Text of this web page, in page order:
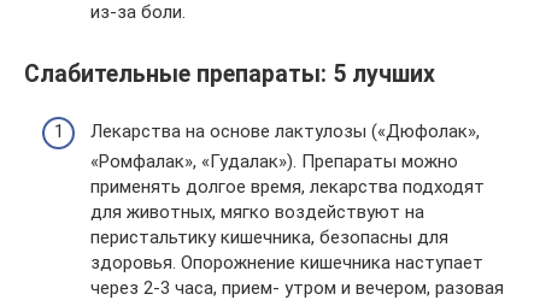
из-за боли.
Слабительные препараты: 5 лучших
Лекарства на основе лактулозы («Дюфолак»,
«Ромфалак», «Гудалак»). Препараты можно
применять долгое время, лекарства подходят
для животных, мягко воздействуют на
перистальтику кишечника, безопасны для
здоровья. Опорожнение кишечника наступает
через 2-3 часа, прием- утром и вечером, разовая